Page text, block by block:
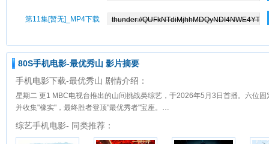
第11集[暂无]_MP4下载
80S手机电影-最优秀山 影片摘要
手机电影下载-最优秀山 剧情介绍：
星期二 更1 MBC电视台推出的山间挑战类综艺，于2026年5月3日首播。六位
并收集"橡实"，最终胜者登顶"最优秀者"宝座。…
综艺手机电影- 同类推荐：